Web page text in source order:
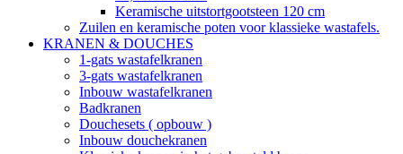
Keramische uitstortgootsteen 120 cm
Zuilen en keramische poten voor klassieke wastafels.
KRANEN & DOUCHES
1-gats wastafelkranen
3-gats wastafelkranen
Inbouw wastafelkranen
Badkranen
Douchesets ( opbouw )
Inbouw douchekranen